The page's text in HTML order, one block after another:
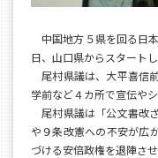
中国地方５県を回る日
日、山口県からスタート
尾村県議は、大平喜信
学前など４カ所で宣伝や
尾村県議は「公文書改
や９条改憲への不安が広
づける安倍政権を退陣さ